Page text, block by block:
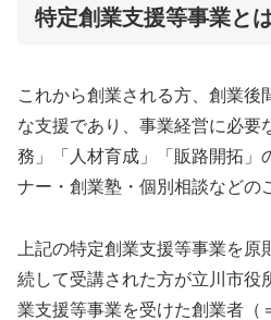
特定創業支援等事業と
これから創業される方、創業後
な支援であり、事業経営に必要
務」「人材育成」「販路開拓」
ナー・創業塾・個別相談などの
上記の特定創業支援等事業を
続して受講された方が立川市役
業支援等事業を受けた創業者（